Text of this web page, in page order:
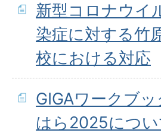
新型コロナウイ
染症に対する竹
校における対応
GIGAワークブ
はら2025につい